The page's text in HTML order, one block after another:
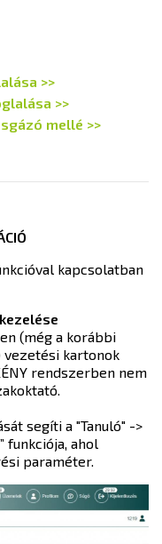
>>
>>
mellé >>
kapcsolatban
(még a korábbi
kartonok
rendszerben nem
segíti a "Tanuló" ->
funkciója, ahol
paraméter.